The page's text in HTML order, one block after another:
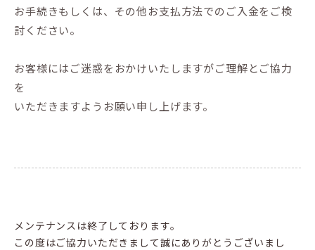
お手続きもしくは、その他お支払方法でのご入金をご検
討ください。
お客様にはご迷惑をおかけいたしますがご理解とご協力
を
いただきますようお願い申し上げます。
メンテナンスは終了しております。
この度はご協力いただきまして誠にありがとうございまし